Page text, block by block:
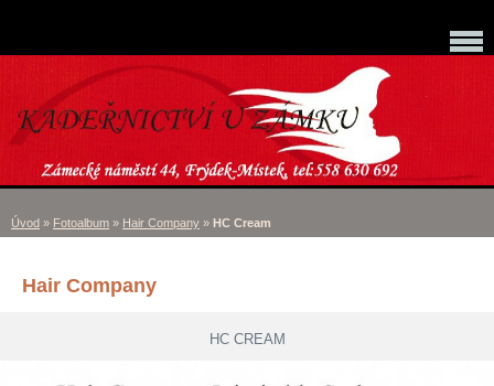
Úvod » Fotoalbum » Hair Company » HC Cream
Hair Company
HC CREAM